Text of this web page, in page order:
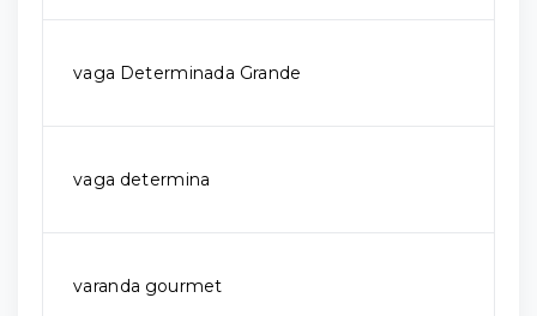
vaga Determinada Grande
vaga determina
varanda gourmet